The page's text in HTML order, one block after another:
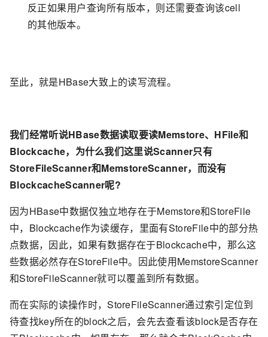
反正如果用户查询所有版本，则还需要查询该cell
的其他版本。
至此，就是HBase大致上的读写流程。
我们经常听说HBase数据读取要读Memstore、HFile和
Blockcache，为什么我们这里说Scanner只有
StoreFileScanner和MemstoreScanner，而没有
BlockcacheScanner呢?
因为HBase中数据仅独立地存在于Memstore和StoreFile
中，Blockcache作为读缓存，里面有StoreFile中的部分热
点数据，因此，如果有数据存在于Blockcache中，那么这
些数据必然存在StoreFile中。因此使用MemstoreScanner
和StoreFileScanner就可以覆盖到所有数据。
而在实际的读操作时，StoreFileScanner通过索引定位到
待查找key所在的block之后，会先去查看该block是否存在